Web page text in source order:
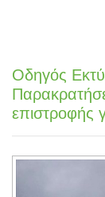
Οδηγός
επιστροφής